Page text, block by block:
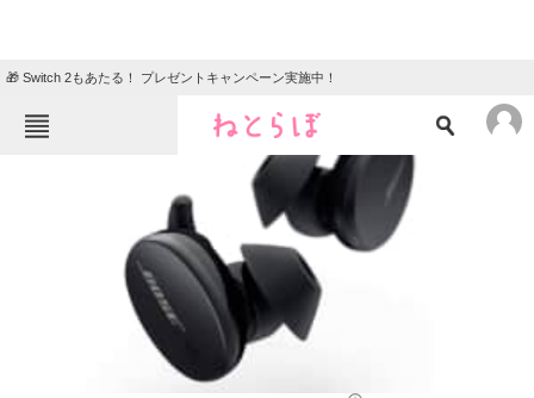
🎁 Switch 2もあたる！ プレゼントキャンペーン実施中！
クイズ
教育・育児